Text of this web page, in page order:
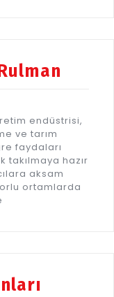
endüstrisi,
ve tarım
faydaları
takılmaya hazır
aksam
ortamlarda